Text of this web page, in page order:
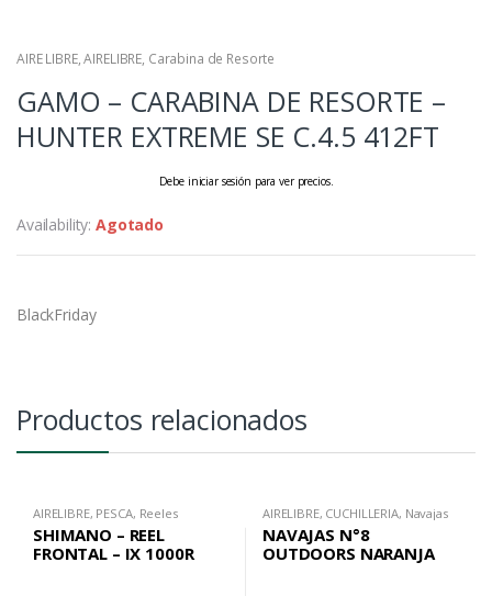
AIRE LIBRE,AIRELIBRE, Carabina de Resorte
GAMO – CARABINA DE RESORTE –
HUNTER EXTREME SE C.4.5 412FT
Debe iniciar sesión para ver precios.
Availability:Agotado
BlackFriday
Productos relacionados
AIRELIBRE, PESCA, Reeles
SHIMANO – REEL
FRONTAL – IX 1000R
AIRELIBRE, CUCHILLERIA, Navajas
NAVAJAS N°8
OUTDOORS NARANJA